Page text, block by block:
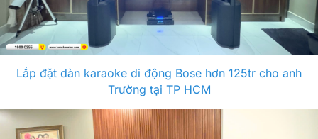
Lắp đặt dàn karaoke di động Bose hơn 125tr cho anh
Trường tại TP HCM